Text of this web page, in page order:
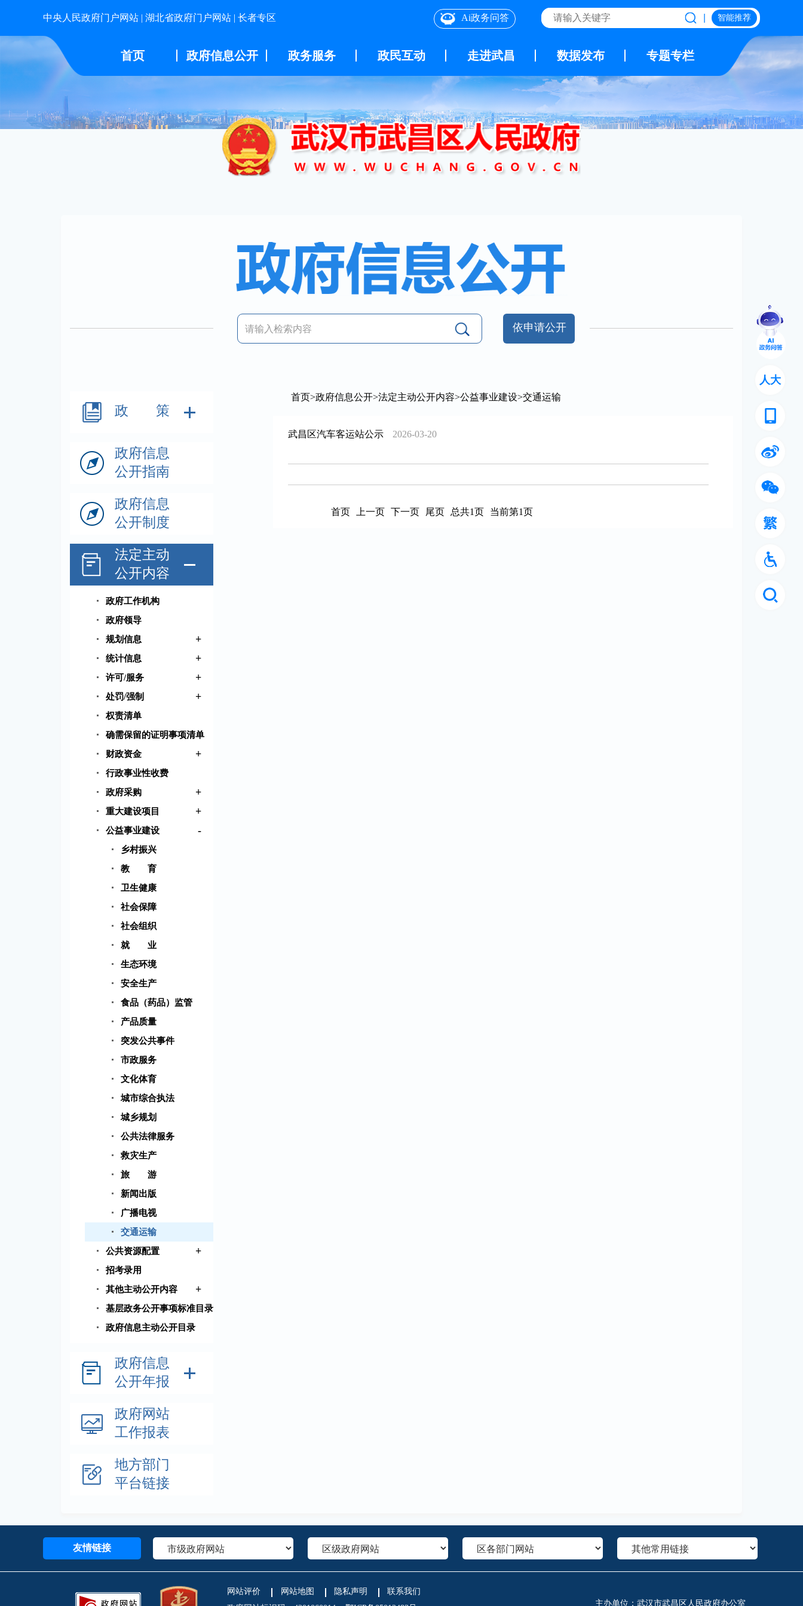
Ai政务问答
中央人民政府门户网站 | 湖北省政府门户网站 | 长者专区 智能推荐
首页 政府信息公开 政务服务 政民互动 走进武昌 数据发布 专题专栏
依申请公开
政 策
政府信息
公开指南
政府信息
公开制度
法定主动
公开内容
政府工作机构
政府领导
规划信息
+
统计信息 +
许可/服务 +
处罚/强制 +
权责清单
确需保留的证明事项清单
财政资金
+
行政事业性收费
政府采购
+
重大建设项目 +
公益事业建设 -
乡村振兴
教 育
卫生健康
社会保障
社会组织
就 业
生态环境
安全生产
食品（药品）监管
产品质量
突发公共事件
市政服务
文化体育
城市综合执法
城乡规划
公共法律服务
救灾生产
旅 游
新闻出版
广播电视
交通运输
公共资源配置
+
招考录用
其他主动公开内容
+
基层政务公开事项标准目录
政府信息主动公开目录
政府信息
公开年报
政府网站
工作报表
地方部门
平台链接
首页>政府信息公开>法定主动公开内容>公益事业建设>交通运输
武昌区汽车客运站公示 2026-03-20
首页 上一页 下一页 尾页 总共1页 当前第1页
友情链接
网站评价 网站地图 隐私声明
联系我们
主办单位：武汉市武昌区人民政府办公室
人大